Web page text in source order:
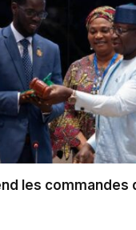
les commandes